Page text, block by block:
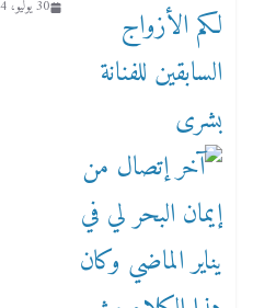
30 يوليو، 2024